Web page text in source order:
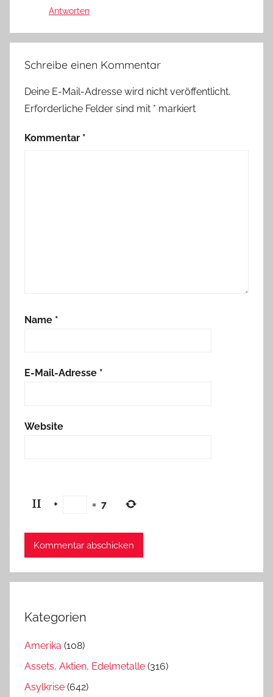
Antworten
Schreibe einen Kommentar
Deine E-Mail-Adresse wird nicht veröffentlicht.
Erforderliche Felder sind mit * markiert
Kommentar *
Name *
E-Mail-Adresse *
Website
+ = 7
Kategorien
Amerika (108)
Assets, Aktien, Edelmetalle (316)
Asylkrise (642)